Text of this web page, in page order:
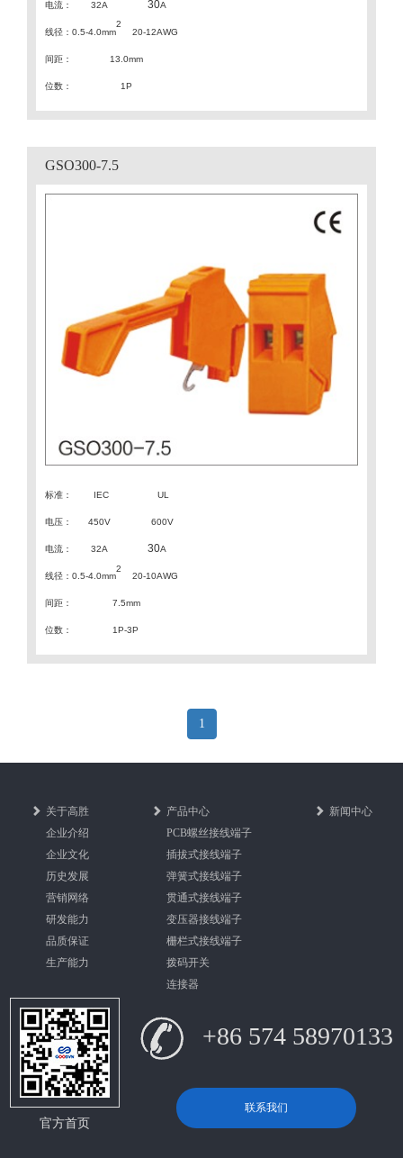
电流： 32A 30A
线径： 0.5-4.0mm
2
20-12AWG
间距 ： 13.0mm
位数： 1P
GSO300-7.5
标准： IEC UL
电压： 450V 600V
电流： 32A 30A
线径： 0.5-4.0mm
2
20-10AWG
间距 ： 7.5mm
位数： 1P-3P
1
关于高胜
企业介绍
企业文化
历史发展
营销网络
研发能力
品质保证
生产能力
产品中心
PCB螺丝接线端子
插拔式接线端子
弹簧式接线端子
贯通式接线端子
变压器接线端子
栅栏式接线端子
拨码开关
连接器
新闻中心
官方首页
+86 574 58970133
联系我们